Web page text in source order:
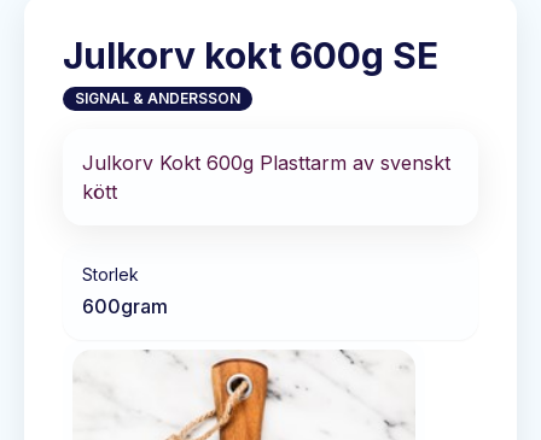
Julkorv kokt 600g SE
SIGNAL & ANDERSSON
Julkorv Kokt 600g Plasttarm av svenskt
kött
Storlek
600gram